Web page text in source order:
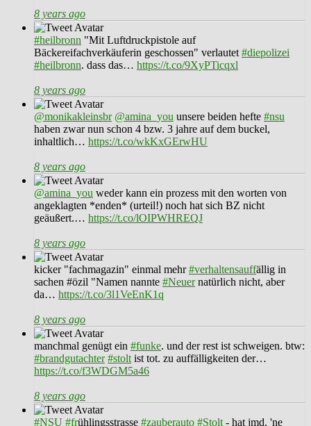
8 years ago
#heilbronn "Mit Luftdruckpistole auf
Bäckereifachverkäuferin geschossen" verlautet #diepolizei
#heilbronn. dass das… https://t.co/9XyPTicqxl
8 years ago
@monikakleinsbr @amina_you unsere beiden hefte #nsu
haben zwar nun schon 4 bzw. 3 jahre auf dem buckel,
inhaltlich… https://t.co/wkKxGErwHU
8 years ago
@amina_you weder kann ein prozess mit den worten von
angeklagten *enden* (urteil!) noch hat sich BZ nicht
geäußert.… https://t.co/lOIPWHREQJ
8 years ago
kicker "fachmagazin" einmal mehr#verhaltensauffällig in
sachen #özil "Namen nannte #Neuernatürlich nicht, aber
da… https://t.co/3l1VeEnK1q
8 years ago
manchmal genügt ein #funke. und der rest ist schweigen. btw:
#brandgutachter #stolt ist tot. zu auffälligkeiten der…
https://t.co/f3WDGM5a46
8 years ago
#NSU #frühlingsstrasse #zauberauto #Stolt - hat jmd. 'ne